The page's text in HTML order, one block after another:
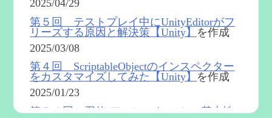
2025/04/29
第５回 テストプレイ中にUnityEditorがフ
リーズする原因と解決策【Unity】 を作成
2025/03/08
第４回 ScriptableObjectのインスペクター
をカスタマイズしてみた【Unity】 を作成
2025/01/23
第５４回 召使(アルレッキーノ)の基本性